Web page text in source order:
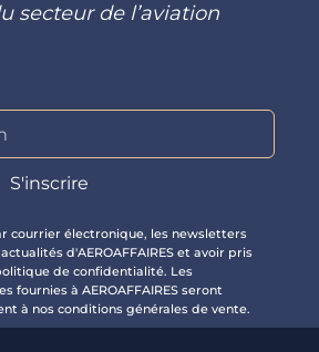
secteur de l’aviation
courrier électronique, les newsletters
d'AEROAFFAIRES et avoir pris
de confidentialité. Les
fournies à AEROAFFAIRES seront
à nos conditions générales de vente.